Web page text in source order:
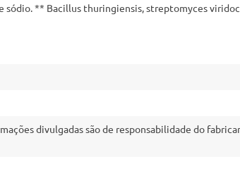
** Bacillus thuringiensis, streptomyces
divulgadas são de responsabilidade do